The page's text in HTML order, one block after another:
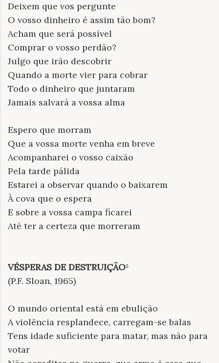
Deixem que vos pergunte
O vosso dinheiro é assim tão bom?
Acham que será possível
Comprar o vosso perdão?
Julgo que irão descobrir
Quando a morte vier para cobrar
Todo o dinheiro que juntaram
Jamais salvará a vossa alma
Espero que morram
Que a vossa morte venha em breve
Acompanharei o vosso caixão
Pela tarde pálida
Estarei a observar quando o baixarem
À cova que o espera
E sobre a vossa campa ficarei
Até ter a certeza que morreram
VÉSPERAS DE DESTRUIÇÃO⁵
(P.F. Sloan, 1965)
O mundo oriental está em ebulição
A violência resplandece, carregam-se balas
Tens idade suficiente para matar, mas não para
votar